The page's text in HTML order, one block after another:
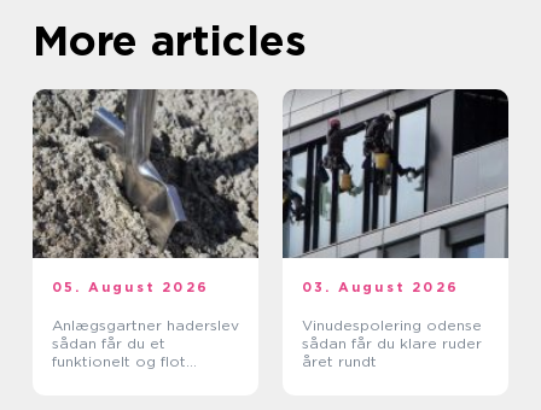
More articles
05. August 2026
Anlægsgartner haderslev
sådan får du et
funktionelt og flot
03. August 2026
Vinudespolering odense
sådan får du klare ruder
året rundt